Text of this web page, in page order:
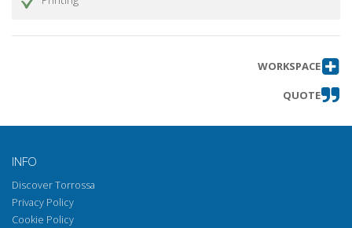
Get article
topografia archeologica
Get article
Attività culturale e pubblicazioni
dell'Accademia Senese degli Intronati :
anno 2021
WORKSPACE
QUOTE
INFO
Discover Torrossa
Privacy Policy
Cookie Policy